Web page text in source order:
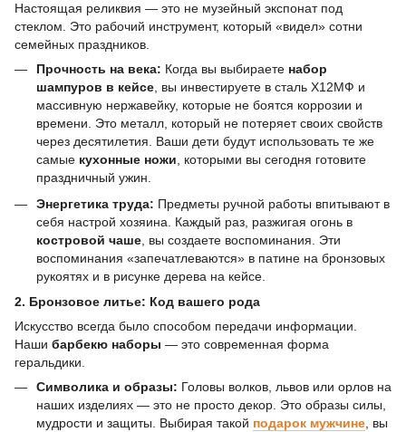
Настоящая реликвия — это не музейный экспонат под
стеклом. Это рабочий инструмент, который «видел» сотни
семейных праздников.
Прочность на века: Когда вы выбираете набор
шампуров в кейсе, вы инвестируете в сталь Х12МФ и
массивную нержавейку, которые не боятся коррозии и
времени. Это металл, который не потеряет своих свойств
через десятилетия. Ваши дети будут использовать те же
самые кухонные ножи, которыми вы сегодня готовите
праздничный ужин.
Энергетика труда: Предметы ручной работы впитывают в
себя настрой хозяина. Каждый раз, разжигая огонь в
костровой чаше , вы создаете воспоминания. Эти
воспоминания «запечатлеваются» в патине на бронзовых
рукоятях и в рисунке дерева на кейсе.
2. Бронзовое литье: Код вашего рода
Искусство всегда было способом передачи информации.
Наши барбекю наборы — это современная форма
геральдики.
Символика и образы: Головы волков, львов или орлов на
наших изделиях — это не просто декор. Это образы силы,
мудрости и защиты. Выбирая такой подарок мужчине , вы